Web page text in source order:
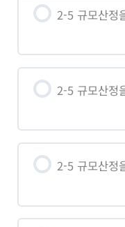
2-5 규모산정
2-5 규모산정
2-5 규모산정